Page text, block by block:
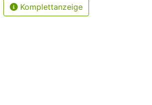
Komplettanzeige